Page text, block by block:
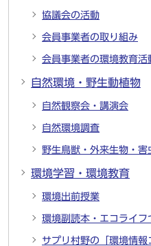
協議会の活動
会員事業者の取り組み
会員事業者の環境教育活
自然環境・野生動植物
自然観察会・講演会
自然環境調査
野生鳥獣・外来生物・害
環境学習・環境教育
環境出前授業
環境副読本・エコライフ
サプリ村野の「環境情報